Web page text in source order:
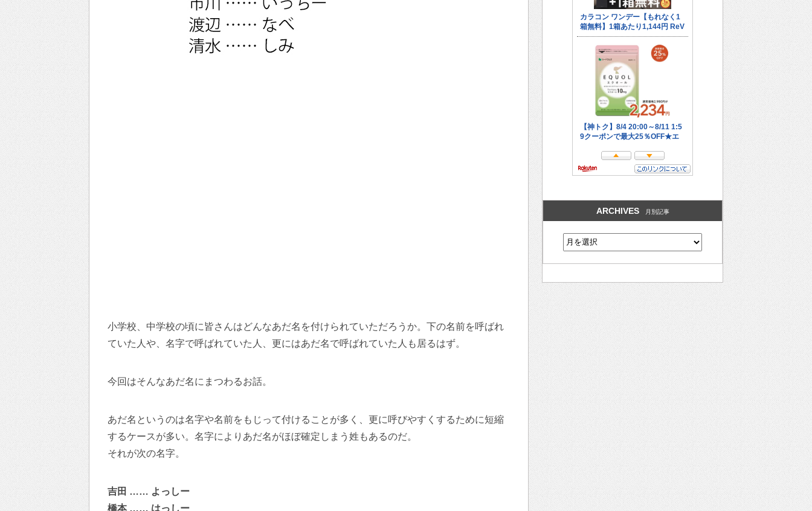
小学校、中学校の頃に皆さんはどんなあだ名を付けられていただろうか。下の名前を呼ばれ
ていた人や、名字で呼ばれていた人、更にはあだ名で呼ばれていた人も居るはず。
今回はそんなあだ名にまつわるお話。
あだ名というのは名字や名前をもじって付けることが多く、更に呼びやすくするために短縮
するケースが多い。名字によりあだ名がほぼ確定しまう姓もあるのだ。
それが次の名字。
吉田 …… よっしー
橋本 …… はっしー
ARCHIVES 月別記事